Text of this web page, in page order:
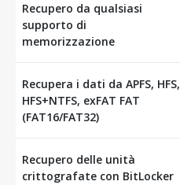
Recupero da qualsiasi
supporto di
memorizzazione
Recupera i dati da APFS, HFS,
HFS+NTFS, exFAT FAT
(FAT16/FAT32)
Recupero delle unità
crittografate con BitLocker